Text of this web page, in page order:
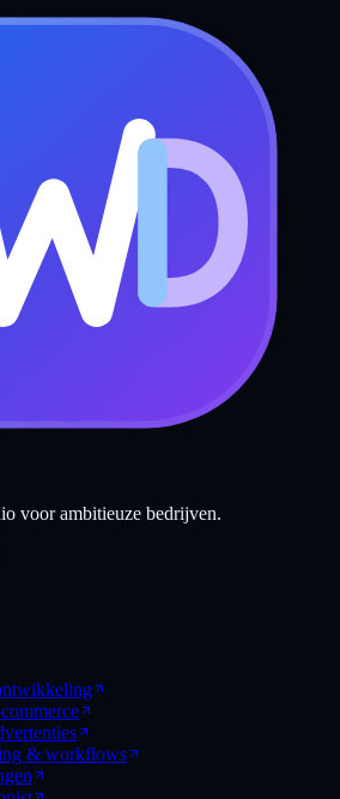
voor ambitieuze bedrijven.
& workflows